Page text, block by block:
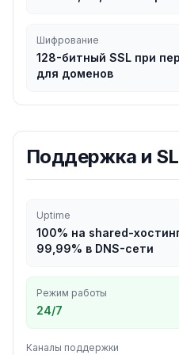
Шифрование
128-битный SSL при
для доменов
Поддержка и
Uptime
100% на shared-
99,99% в DNS-сети
Режим работы
24/7
Каналы поддержки